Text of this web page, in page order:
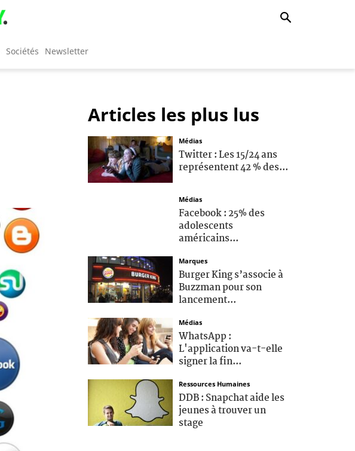
Sociétés Newsletter
Articles les plus lus
Médias
Twitter : Les 15/24 ans
représentent 42 % des...
Médias
Facebook : 25% des
adolescents
américains...
Marques
Burger King s’associe à
Buzzman pour son
lancement...
Médias
WhatsApp :
L'application va-t-elle
signer la fin...
Ressources Humaines
DDB : Snapchat aide les
jeunes à trouver un
stage